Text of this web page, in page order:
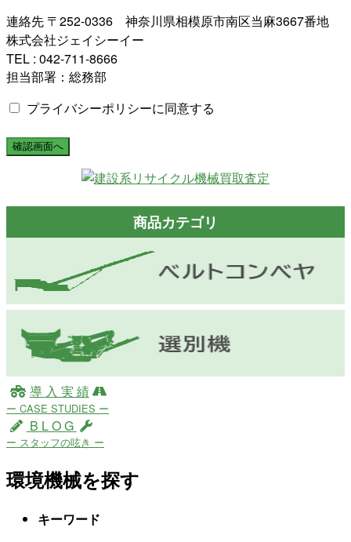
連絡先 〒252-0336 神奈川県相模原市南区当麻3667番地
株式会社ジェイシーイー
TEL : 042-711-8666
担当部署：総務部
プライバシーポリシーに同意する
商品カテゴリ
導 入 実 績
ー CASE STUDIES ー
B L O G
ー スタッフの呟き ー
環境機械を探す
キーワード